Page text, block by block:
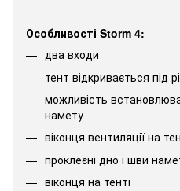
Особливості Storm 4:
два входи
тент відкривається під
можливість
намету
віконця вентиляції на
проклеєні дно і шви
віконця на тенті